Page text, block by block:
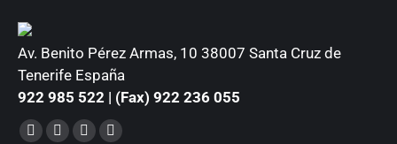
Av. Benito Pérez Armas, 10 38007 Santa Cruz de
Tenerife España
922 985 522 | (Fax) 922 236 055
Encuéntranos en:
Facebook
YouTube
Instagram
Mail